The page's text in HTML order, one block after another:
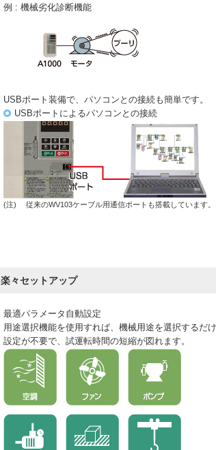
例 : 機械劣化診断機能
USBポート装備で、パソコンとの接続も簡単です。
USBポートによるパソコンとの接続
(注) 従来のWV103ケーブル用通信ポートも搭載しています
楽々セットアップ
最適パラメータ自動設定
用途選択機能を使用すれば、機械用途を選択するだ
設定が不要で、試運転時間の短縮が図れます。